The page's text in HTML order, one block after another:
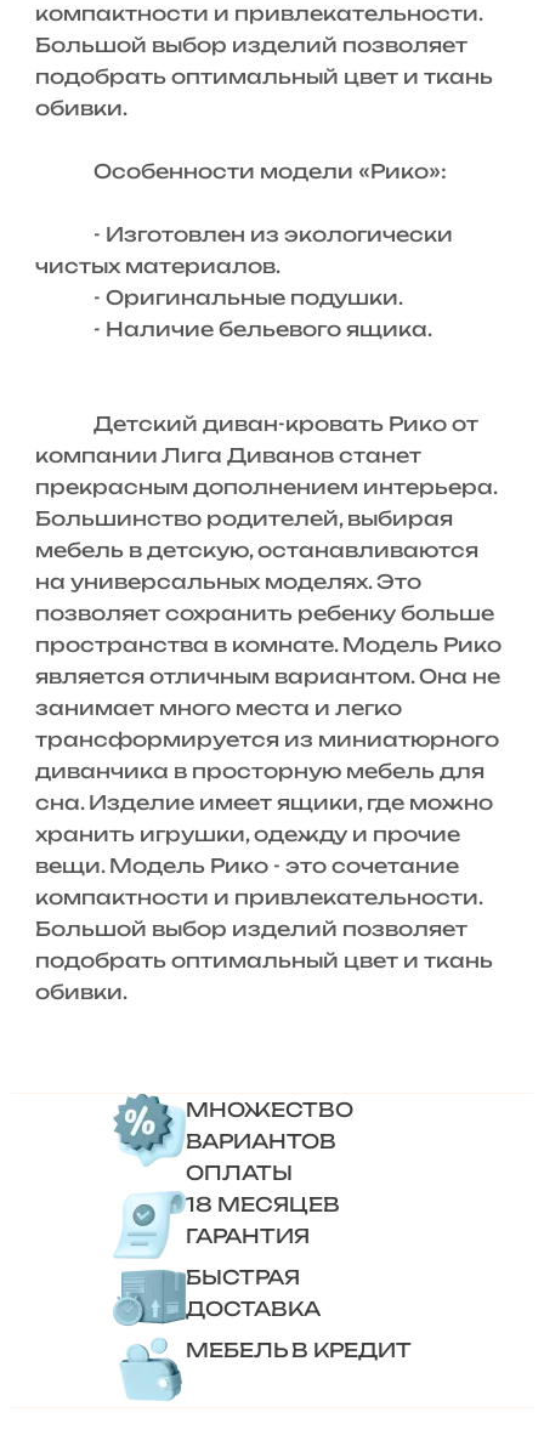
компактности и привлекательности.
Большой выбор изделий позволяет
подобрать оптимальный цвет и ткань
обивки.
Особенности модели «Рико»:
- Изготовлен из экологически
чистых материалов.
- Оригинальные подушки.
- Наличие бельевого ящика.
Детский диван-кровать Рико от
компании Лига Диванов станет
прекрасным дополнением интерьера.
Большинство родителей, выбирая
мебель в детскую, останавливаются
на универсальных моделях. Это
позволяет сохранить ребенку больше
пространства в комнате. Модель Рико
является отличным вариантом. Она не
занимает много места и легко
трансформируется из миниатюрного
диванчика в просторную мебель для
сна. Изделие имеет ящики, где можно
хранить игрушки, одежду и прочие
вещи. Модель Рико - это сочетание
компактности и привлекательности.
Большой выбор изделий позволяет
подобрать оптимальный цвет и ткань
обивки.
МНОЖЕСТВО
ВАРИАНТОВ
ОПЛАТЫ
18 МЕСЯЦЕВ
ГАРАНТИЯ
БЫСТРАЯ
ДОСТАВКА
МЕБЕЛЬ В КРЕДИТ